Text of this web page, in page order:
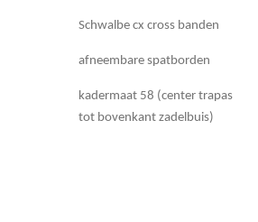
Schwalbe cx cross banden
afneembare spatborden
kadermaat 58 (center trapas
tot bovenkant zadelbuis)